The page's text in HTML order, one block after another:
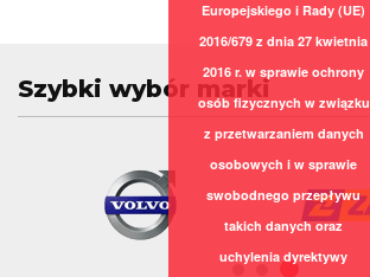
Szybki wybór marki
Europejskiego i Rady (UE)
2016/679 z dnia 27 kwietnia
2016 r. w sprawie ochrony
osób fizycznych w związku
z przetwarzaniem danych
osobowych i w sprawie
swobodnego przepływu
takich danych oraz
uchylenia dyrektywy